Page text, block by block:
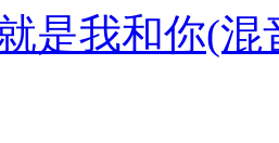
是我和你(混